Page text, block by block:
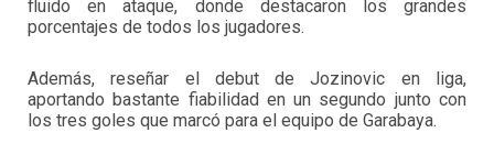
fluido en ataque, donde destacaron los grandes
porcentajes de todos los jugadores.
Además, reseñar el debut de Jozinovic en liga,
aportando bastante fiabilidad en un segundo junto con
los tres goles que marcó para el equipo de Garabaya.